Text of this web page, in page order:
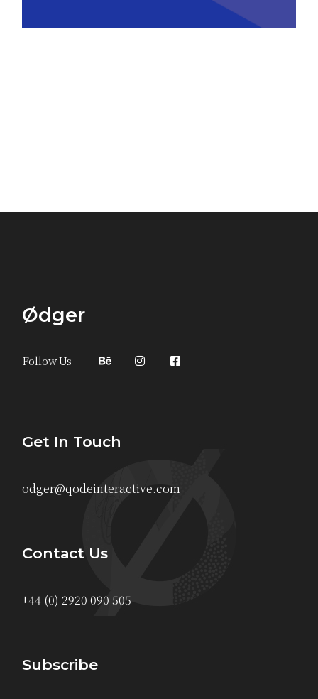
Ødger
Follow Us
Get In Touch
odger@qodeinteractive.com
Contact Us
+44 (0) 2920 090 505
Subscribe